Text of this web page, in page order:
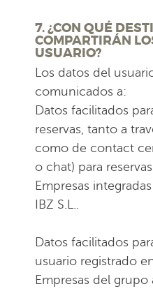
7. ¿CON QUÉ
COMPARTIRÁN
USUARIO?
Los datos del
comunicados a:
Datos facilitados
reservas, tanto a
como de contact
o chat) para
Empresas
IBZ S.L..
Datos facilitados
usuario registrado
Empresas del